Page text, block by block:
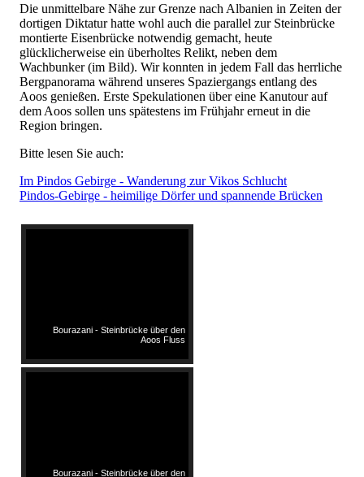
Die unmittelbare Nähe zur Grenze nach Albanien in Zeiten der
dortigen Diktatur hatte wohl auch die parallel zur Steinbrücke
montierte Eisenbrücke notwendig gemacht, heute
glücklicherweise ein überholtes Relikt, neben dem
Wachbunker (im Bild). Wir konnten in jedem Fall das herrliche
Bergpanorama während unseres Spaziergangs entlang des
Aoos genießen. Erste Spekulationen über eine Kanutour auf
dem Aoos sollen uns spätestens im Frühjahr erneut in die
Region bringen.
Bitte lesen Sie auch:
Im Pindos Gebirge - Wanderung zur Vikos Schlucht
Pindos-Gebirge - heimilige Dörfer und spannende Brücken
Bourazani - Steinbrücke über den
Aoos Fluss
Bourazani - Steinbrücke über den